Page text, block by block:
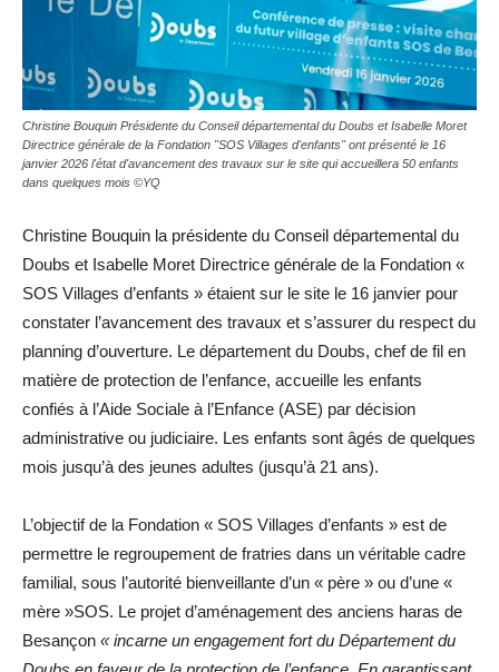
Christine Bouquin Présidente du Conseil départemental du Doubs et Isabelle Moret
Directrice générale de la Fondation "SOS Villages d'enfants" ont présenté le 16
janvier 2026 l'état d'avancement des travaux sur le site qui accueillera 50 enfants
dans quelques mois ©YQ
Christine Bouquin la présidente du Conseil départemental du
Doubs et Isabelle Moret Directrice générale de la Fondation «
SOS Villages d’enfants » étaient sur le site le 16 janvier pour
constater l’avancement des travaux et s’assurer du respect du
planning d’ouverture. Le département du Doubs, chef de fil en
matière de protection de l’enfance, accueille les enfants
confiés à l’Aide Sociale à l’Enfance (ASE) par décision
administrative ou judiciaire. Les enfants sont âgés de quelques
mois jusqu’à des jeunes adultes (jusqu’à 21 ans).
L’objectif de la Fondation « SOS Villages d’enfants » est de
permettre le regroupement de fratries dans un véritable cadre
familial, sous l’autorité bienveillante d’un « père » ou d’une «
mère »SOS. Le projet d’aménagement des anciens haras de
Besançon « incarne un engagement fort du Département du